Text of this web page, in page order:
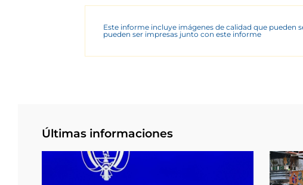
Este informe incluye imágenes de calidad que pueden
pueden ser impresas junto con este informe
Últimas informaciones